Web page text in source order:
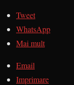
Tweet
WhatsApp
Mai mult
Email
Imprimare